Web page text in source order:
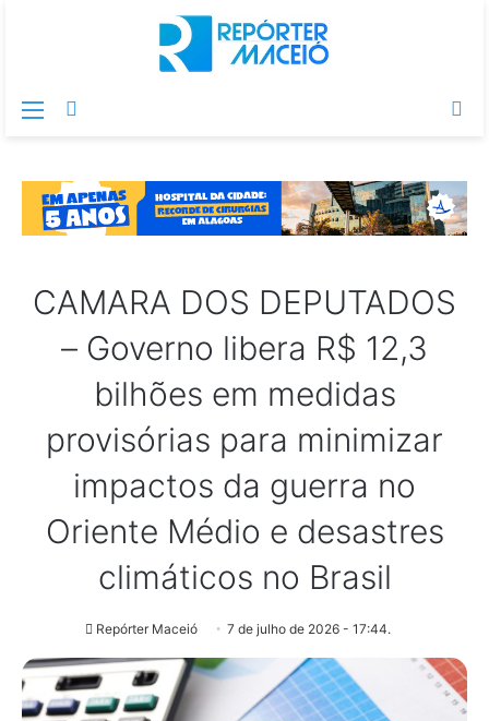
Menu
CAMARA DOS DEPUTADOS
– Governo libera R$ 12,3
bilhões em medidas
provisórias para minimizar
impactos da guerra no
Oriente Médio e desastres
climáticos no Brasil
Repórter Maceió 7 de julho de 2026 - 17:44.